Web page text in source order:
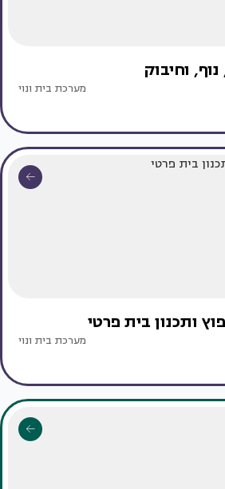
וחיבוק
מערכת בית ונוי
ותכנון בית פרטי
מערכת בית ונוי